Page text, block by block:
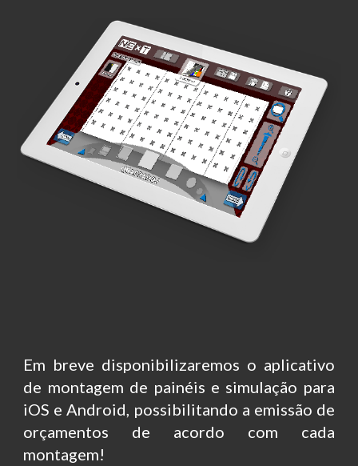
Em breve disponibilizaremos o aplicativo
de montagem de painéis e simulação para
iOS e Android, possibilitando a emissão de
orçamentos de acordo com cada
montagem!